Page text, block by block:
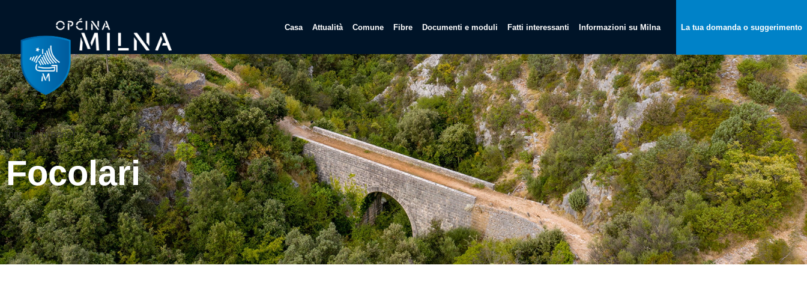
Casa Attualità Comune Fibre Documenti e moduli Fatti interessanti Informazioni su Milna La tua domanda o suggerimento
[briciole di pane]
Focolari